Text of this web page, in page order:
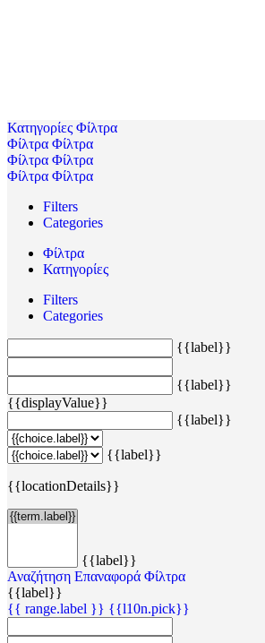
Κατηγορίες Φίλτρα
Φίλτρα Φίλτρα
Φίλτρα Φίλτρα
Φίλτρα Φίλτρα
Filters
Categories
Φίλτρα
Κατηγορίες
Filters
Categories
{{label}}
{{label}}
{{displayValue}}
{{label}}
{{label}}
{{locationDetails}}
{{label}}
Αναζήτηση Επαναφορά Φίλτρα
{{label}}
{{ range.label }} {{l10n.pick}}